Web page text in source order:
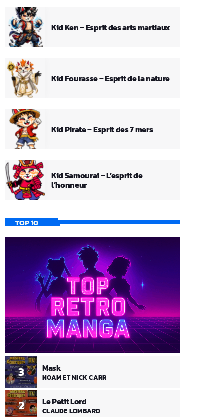
Kid Ken – Esprit des arts martiaux
Kid Fourasse – Esprit de la nature
Kid Pirate – Esprit des 7 mers
Kid Samourai – L’esprit de
l’honneur
TOP 10
2 Le Petit Lord
CLAUDE LOMBARD
3 Mask
NOAM ET NICK CARR